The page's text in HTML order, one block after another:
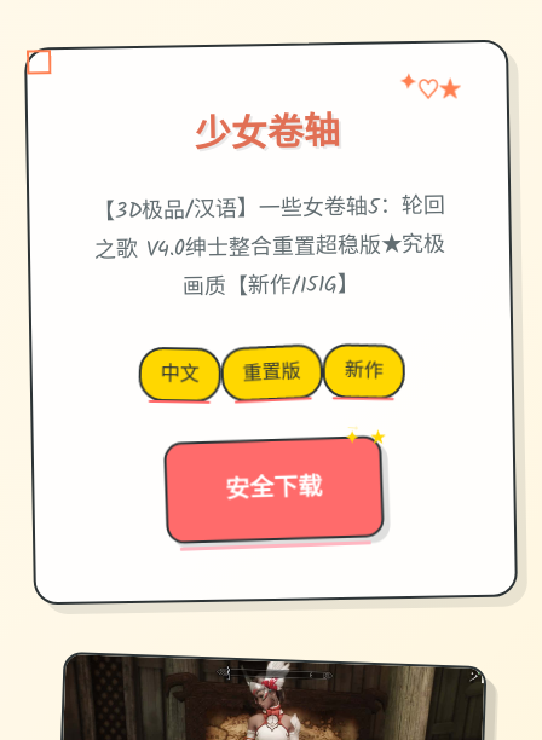
少女卷轴
✦♡★
【3D极品/汉语】一些女卷轴5：轮回
之歌 V4.0绅士整合重置超稳版★究极
画质【新作/151G】
中文 重置版 新作
安全下载
→
✦ ★